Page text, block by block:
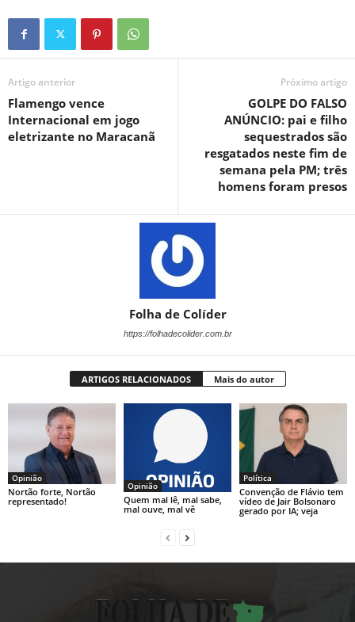
Artigo anterior
Flamengo vence
Internacional em jogo
eletrizante no Maracanã
Próximo artigo
GOLPE DO FALSO
ANÚNCIO: pai e filho
sequestrados são
resgatados neste fim de
semana pela PM; três
homens foram presos
Folha de Colíder
https://folhadecolider.com.br
ARTIGOS RELACIONADOS Mais do autor
Opinião
Nortão forte, Nortão
representado!
Opinião
Quem mal lê, mal sabe,
mal ouve, mal vê
Política
Convenção de Flávio tem
vídeo de Jair Bolsonaro
gerado por IA; veja